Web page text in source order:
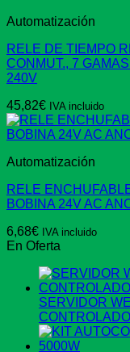
Automatización
RELE DE TIEMPO
CONMUT., 7
240V
45,82€ IVA incluido
Automatización
RELE
BOBINA 24V AC
6,68€ IVA incluido
En Oferta
SERVIDOR